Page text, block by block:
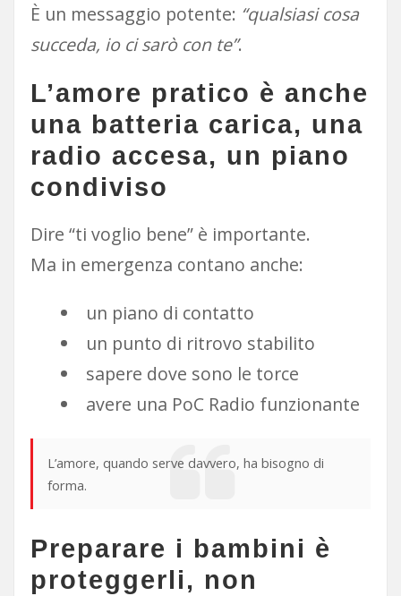
È un messaggio potente: “qualsiasi cosa
succeda, io ci sarò con te”.
L’amore pratico è anche
una batteria carica, una
radio accesa, un piano
condiviso
Dire “ti voglio bene” è importante.
Ma in emergenza contano anche:
un piano di contatto
un punto di ritrovo stabilito
sapere dove sono le torce
avere una PoC Radio funzionante
L’amore, quando serve davvero, ha bisogno di
forma.
Preparare i bambini è
proteggerli, non